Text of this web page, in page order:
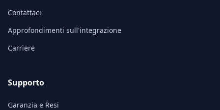
Contattaci
Approfondimenti sull'integrazione
Carriere
Supporto
Garanzia e Resi